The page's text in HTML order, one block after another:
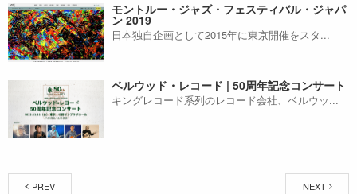
モントルー・ジャズ・フェスティバル・ジャパ
ン 2019
日本独自企画として2015年に東京開催をスタ...
ベルウッド・レコード | 50周年記念コンサート
キングレコード系列のレコード会社、ベルウッ...
PREV NEXT